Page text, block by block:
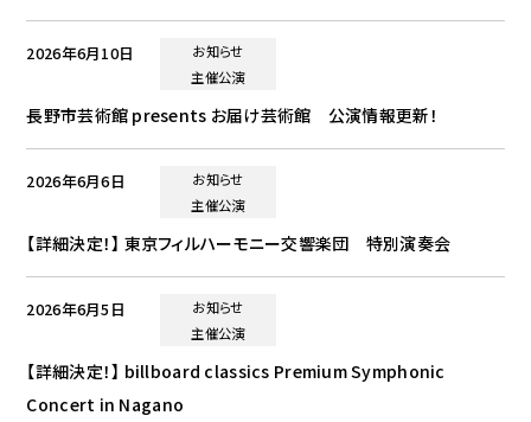
2026年6月10日
お知らせ
主催公演
長野市芸術館 presents お届け芸術館 公演情報更新！
2026年6月6日
お知らせ
主催公演
【詳細決定！】 東京フィルハーモニー交響楽団 特別演奏会
2026年6月5日
お知らせ
主催公演
【詳細決定！】 billboard classics Premium Symphonic
Concert in Nagano